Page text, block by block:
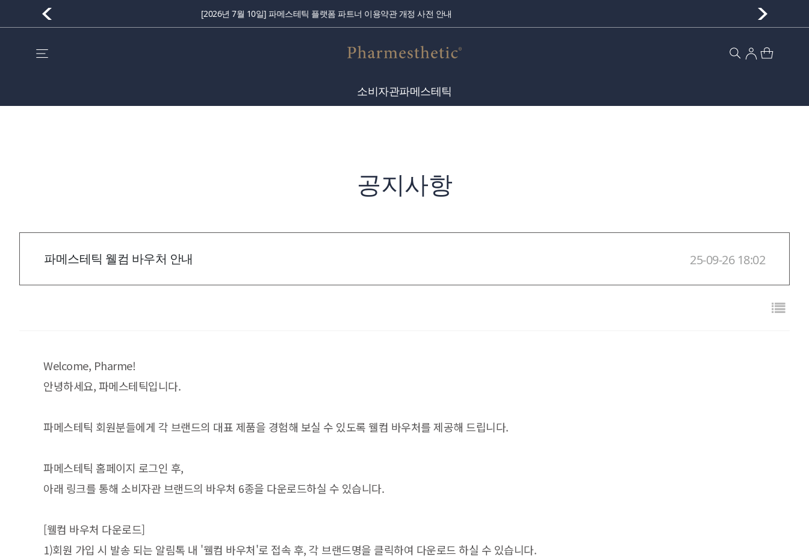
[2026년 7월 10일] 파메스테틱 서비스 이용약관 개정 사전 안내
소비자관파메스테틱
공지사항
파메스테틱 웰컴 바우처 안내 25-09-26 18:02
Welcome, Pharme!
안녕하세요, 파메스테틱입니다.
파메스테틱 회원분들에게 각 브랜드의 대표 제품을 경험해 보실 수 있도록 웰컴 바우처를 제공해 드립니다.
파메스테틱 홈페이지 로그인 후,
아래 링크를 통해 소비자관 브랜드의 바우처 6종을 다운로드하실 수 있습니다.
[웰컴 바우처 다운로드]
1)회원 가입 시 발송 되는 알림톡 내 '웰컴 바우처'로 접속 후, 각 브랜드명을 클릭하여 다운로드 하실 수 있습니다.